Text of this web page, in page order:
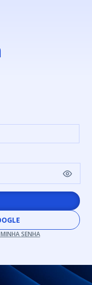
SENHA